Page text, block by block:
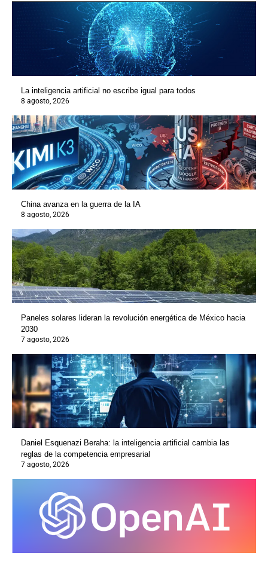
La inteligencia artificial no escribe igual para todos
8 agosto, 2026
China avanza en la guerra de la IA
8 agosto, 2026
Paneles solares lideran la revolución energética de México hacia
2030
7 agosto, 2026
Daniel Esquenazi Beraha: la inteligencia artificial cambia las
reglas de la competencia empresarial
7 agosto, 2026